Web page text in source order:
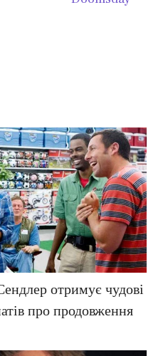
отримує чудові
про продовження